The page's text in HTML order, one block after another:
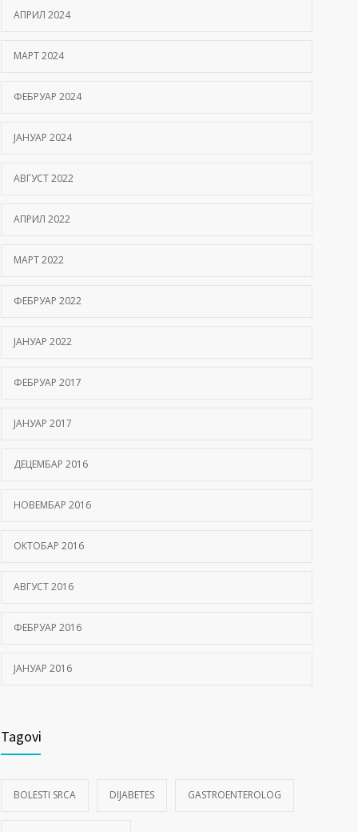
АПРИЛ 2024
МАРТ 2024
ФЕБРУАР 2024
ЈАНУАР 2024
АВГУСТ 2022
АПРИЛ 2022
МАРТ 2022
ФЕБРУАР 2022
ЈАНУАР 2022
ФЕБРУАР 2017
ЈАНУАР 2017
ДЕЦЕМБАР 2016
НОВЕМБАР 2016
ОКТОБАР 2016
АВГУСТ 2016
ФЕБРУАР 2016
ЈАНУАР 2016
Tagovi
BOLESTI SRCA DIJABETES GASTROENTEROLOG